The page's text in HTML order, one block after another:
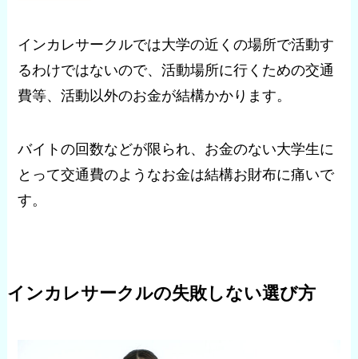
インカレサークルでは大学の近くの場所で活動す
るわけではないので、活動場所に行くための交通
費等、活動以外のお金が結構かかります。
バイトの回数などが限られ、お金のない大学生に
とって交通費のようなお金は結構お財布に痛いで
す。
インカレサークルの失敗しない選び方